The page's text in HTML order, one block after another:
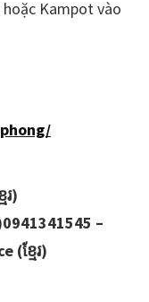
Kampot vào
រ)
–
ខ្មែរ)